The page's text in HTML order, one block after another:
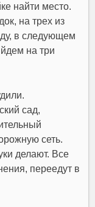
найти место.
на трех из
в следующем
на три
сад,
сеть.
делают. Все
переедут в